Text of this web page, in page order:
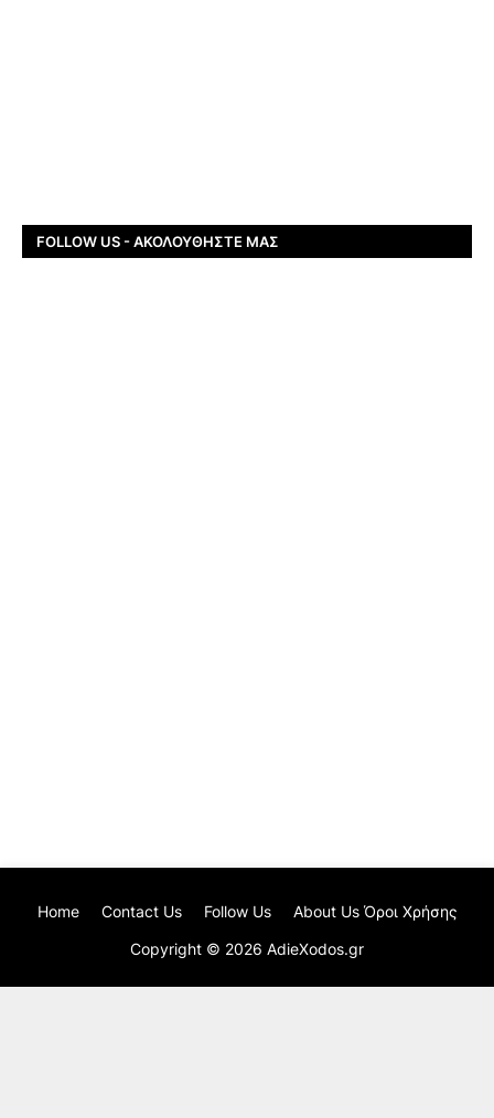
FOLLOW US - ΑΚΟΛΟΥΘΉΣΤΕ ΜΑΣ
Copyright © 2026 AdieXodos.gr
Home Contact Us Follow Us About Us Όροι Χρήσης